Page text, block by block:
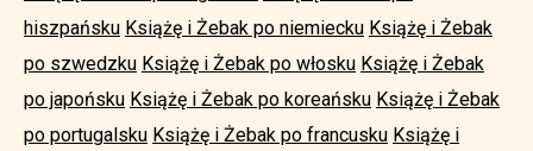
hiszpańsku Książę i Żebak po niemiecku Książę i Żebak
po szwedzku Książę i Żebak po włosku Książę i Żebak
po japońsku Książę i Żebak po koreańsku Książę i Żebak
po portugalsku Książę i Żebak po francusku Książę i